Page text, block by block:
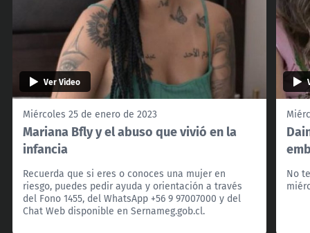
Ver Video
Miércoles 25 de enero de 2023
Mariana Bfly y el abuso que vivió en la
infancia
Recuerda que si eres o conoces una mujer en
riesgo, puedes pedir ayuda y orientación a través
del Fono 1455, del WhatsApp +56 9 97007000 y del
Chat Web disponible en Sernameg.gob.cl.
No